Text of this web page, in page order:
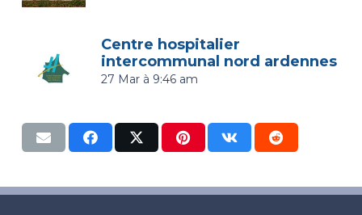
Centre hospitalier
intercommunal nord ardennes
27 Mar à 9:46 am